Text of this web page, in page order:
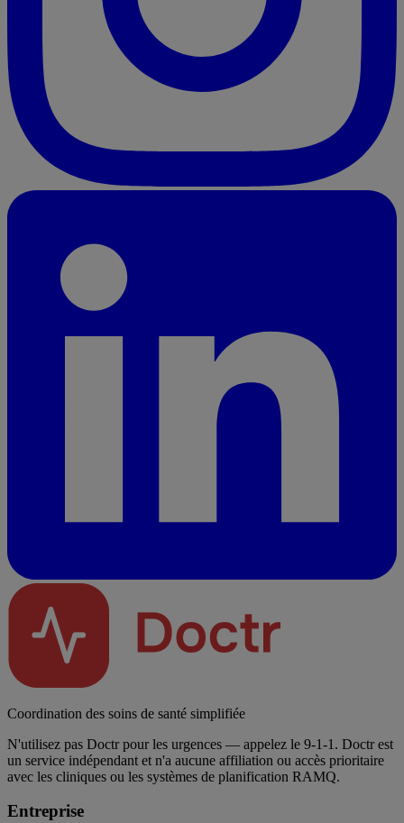
Coordination des soins de santé simplifiée
N'utilisez pas Doctr pour les urgences — appelez le 9-1-1. Doctr est
un service indépendant et n'a aucune affiliation ou accès prioritaire
avec les cliniques ou les systèmes de planification RAMQ.
Entreprise